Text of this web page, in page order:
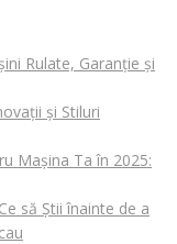
Rulate, Garanție și
și Stiluri
Mașina Ta în 2025:
să Știi înainte de a